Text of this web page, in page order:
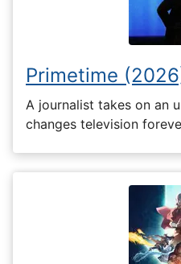
Primetime
A journalist takes on an
changes television